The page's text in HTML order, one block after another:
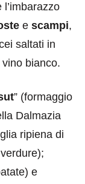
e scampi,
saltati in
bianco.
” (formaggio
Dalmazia
ripiena di
e